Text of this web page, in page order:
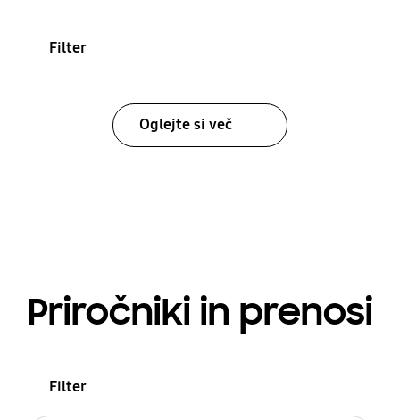
Filter
Oglejte si več
Priročniki in prenosi
Filter